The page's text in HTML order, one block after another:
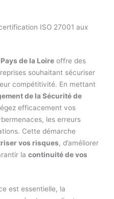
ISO 27001 aux
de la Loire offre des
souhaitant sécuriser
compétitivité. En mettant
de la Sécurité de
efficacement vos
les erreurs
Cette démarche
vos risques, d’améliorer
lacontinuité de vos
est essentielle, la